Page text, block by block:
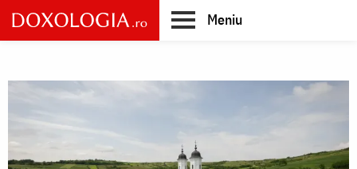
Skip
to
main
Meniu